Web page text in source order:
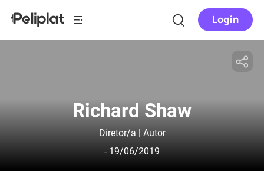
Login
Richard Shaw
Diretor/a | Autor
- 19/06/2019